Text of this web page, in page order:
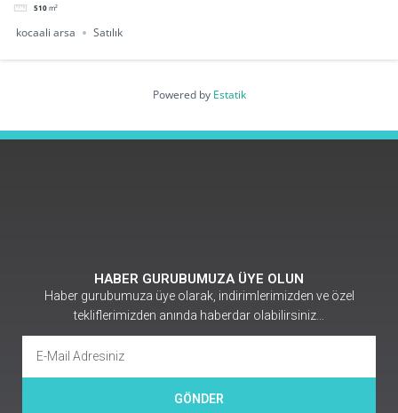
510 m²
kocaali arsa Satılık
Powered by Estatik
HABER GURUBUMUZA ÜYE OLUN
Haber gurubumuza üye olarak, indirimlerimizden ve özel
tekliflerimizden anında haberdar olabilirsiniz…
GÖNDER